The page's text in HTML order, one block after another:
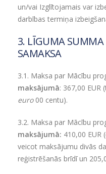
un/vai Izglītojamais var
darbības termiņa
3. LĪGUMA
SAMAKSA
3.1. Maksa par Mācību
maksājumā: 367,00 EUR
euro 00 centu).
3.2. Maksa par Mācību
maksājumā: 410,00 EUR
veicot maksājumu divās
reģistrēšanās brīdī un